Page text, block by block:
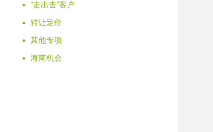
“走出去”客户
转让定价
其他专项
海南机会